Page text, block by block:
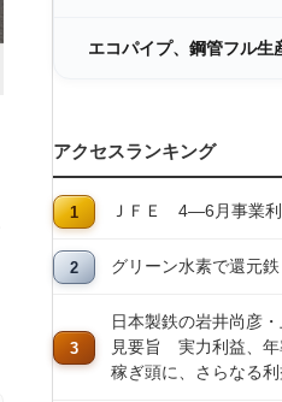
エコパイプ、鋼管フル生
アクセスランキング
ＪＦＥ 4―6月事業
グリーン水素で還元
日本製鉄の岩井尚彦
見要旨 実力利益、
稼ぎ頭に、さらなる